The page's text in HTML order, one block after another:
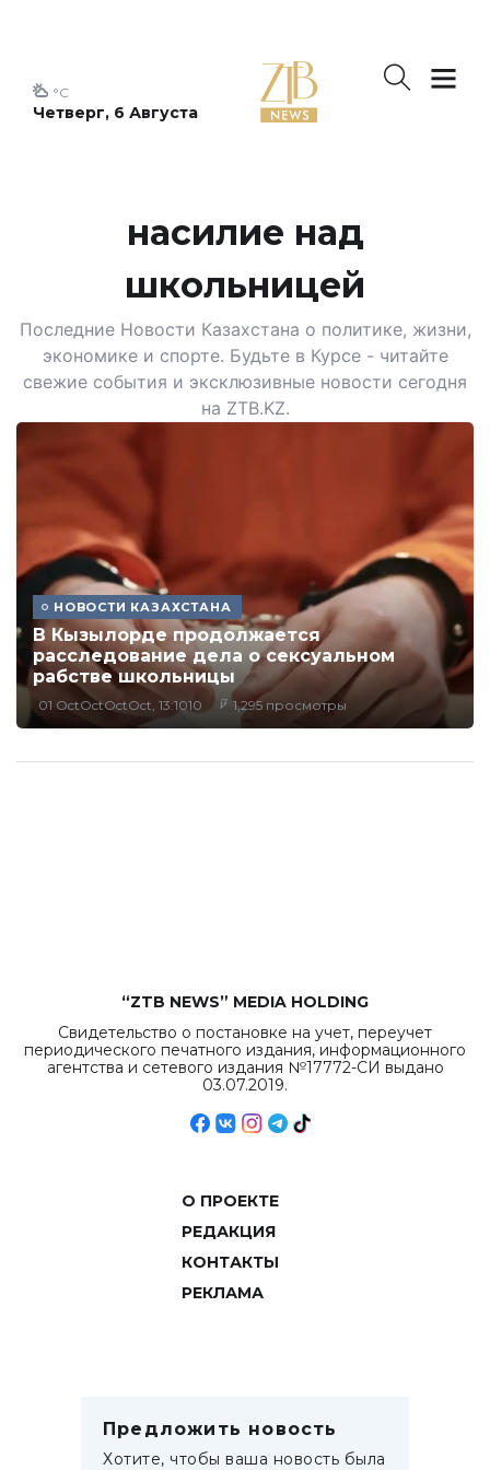
Четверг, 6 Августа
°C
насилие над
школьницей
Последние Новости Казахстана о политике, жизни,
экономике и спорте. Будьте в Курсе - читайте
свежие события и эксклюзивные новости сегодня
на ZTB.KZ.
НОВОСТИ КАЗАХСТАНА
В Кызылорде продолжается
расследование дела о сексуальном
рабстве школьницы
01 OctOctOctOct, 13:1010 1,295 просмотры
“ZTB NEWS” MEDIA HOLDING
Свидетельство о постановке на учет, переучет
периодического печатного издания, информационного
агентства и сетевого издания №17772-СИ выдано
03.07.2019.
О ПРОЕКТЕ
РЕДАКЦИЯ
КОНТАКТЫ
РЕКЛАМА
Предложить новость
Хотите, чтобы ваша новость была